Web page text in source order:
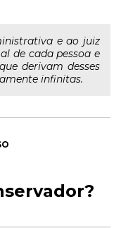
e ao juiz
de cada pessoa e
derivam desses
infinitas.